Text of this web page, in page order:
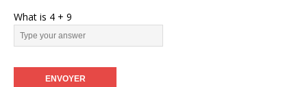
What is 4 + 9